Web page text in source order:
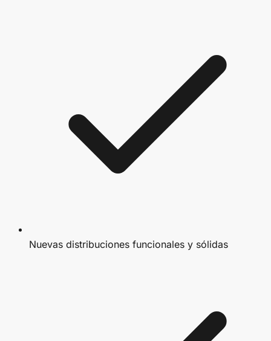
Nuevas distribuciones funcionales y sólidas